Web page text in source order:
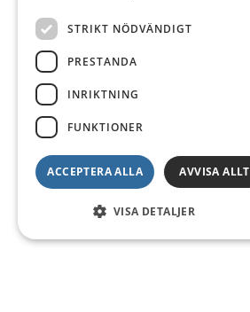
STRIKT NÖDVÄNDIGT
PRESTANDA
INRIKTNING
FUNKTIONER
ACCEPTERA ALLA AVVISA ALLT
VISA DETALJER